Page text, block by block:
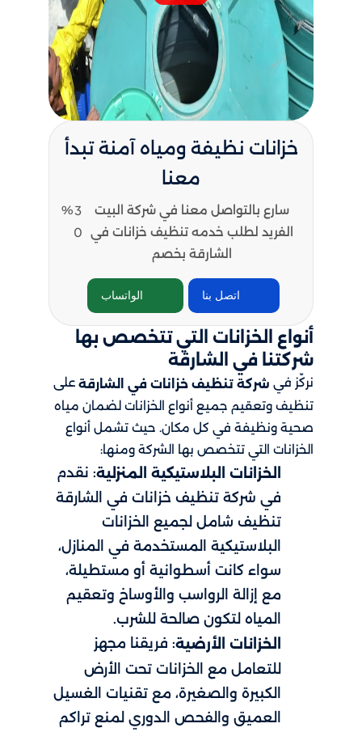
خزانات نظيفة ومياه آمنة تبدأ
معنا
سارع بالتواصل معنا في شركة البيت
الفريد لطلب خدمه تنظيف خزانات في
الشارقة بخصم
3
0
%
اتصل بنا الواتساب
أنواع الخزانات التي تتخصص بها
شركتنا في الشارقة
نركّز في شركة تنظيف خزانات في الشارقة على
تنظيف وتعقيم جميع أنواع الخزانات لضمان مياه
صحية ونظيفة في كل مكان. حيث تشمل أنواع
الخزانات التي تتخصص بها الشركة ومنها:
الخزانات البلاستيكية المنزلية: نقدم
في شركة تنظيف خزانات في الشارقة
تنظيف شامل لجميع الخزانات
البلاستيكية المستخدمة في المنازل،
سواء كانت أسطوانية أو مستطيلة،
مع إزالة الرواسب والأوساخ وتعقيم
المياه لتكون صالحة للشرب.
الخزانات الأرضية: فريقنا مجهز
للتعامل مع الخزانات تحت الأرض
الكبيرة والصغيرة، مع تقنيات الغسيل
العميق والفحص الدوري لمنع تراكم